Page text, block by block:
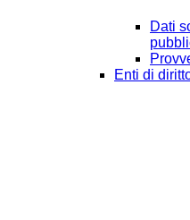
Dati
Enti di